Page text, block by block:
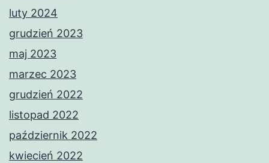
luty 2024
grudzień 2023
maj 2023
marzec 2023
grudzień 2022
listopad 2022
październik 2022
kwiecień 2022